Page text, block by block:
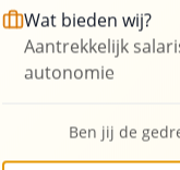
Wat bieden wij?
Aantrekkelijk
autonomie
Ben jij de